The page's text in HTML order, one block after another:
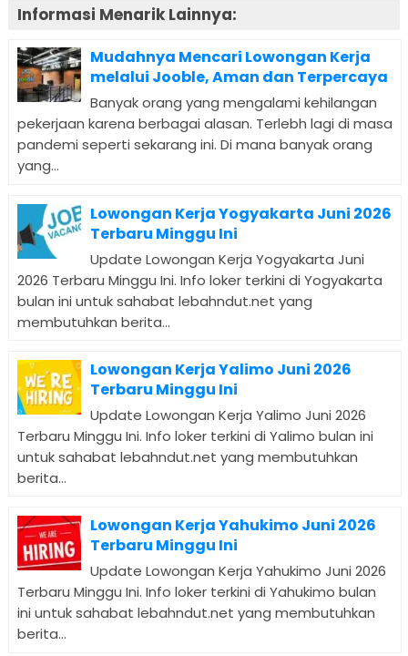
Informasi Menarik Lainnya:
Mudahnya Mencari Lowongan Kerja
melalui Jooble, Aman dan Terpercaya
Banyak orang yang mengalami kehilangan
pekerjaan karena berbagai alasan. Terlebh lagi di masa
pandemi seperti sekarang ini. Di mana banyak orang
yang...
Lowongan Kerja Yogyakarta Juni 2026
Terbaru Minggu Ini
Update Lowongan Kerja Yogyakarta Juni
2026 Terbaru Minggu Ini. Info loker terkini di Yogyakarta
bulan ini untuk sahabat lebahndut.net yang
membutuhkan berita...
Lowongan Kerja Yalimo Juni 2026
Terbaru Minggu Ini
Update Lowongan Kerja Yalimo Juni 2026
Terbaru Minggu Ini. Info loker terkini di Yalimo bulan ini
untuk sahabat lebahndut.net yang membutuhkan
berita...
Lowongan Kerja Yahukimo Juni 2026
Terbaru Minggu Ini
Update Lowongan Kerja Yahukimo Juni 2026
Terbaru Minggu Ini. Info loker terkini di Yahukimo bulan
ini untuk sahabat lebahndut.net yang membutuhkan
berita...